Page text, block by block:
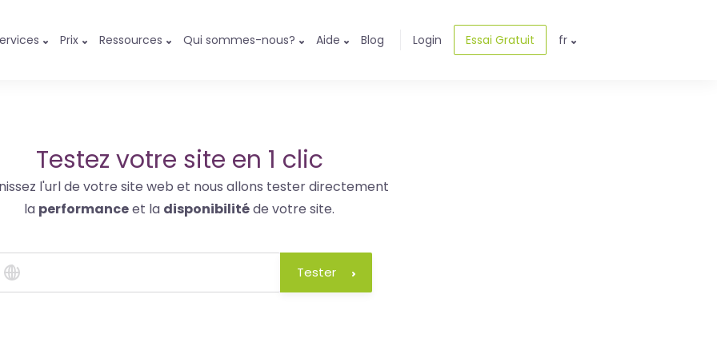
Prix Ressources Qui sommes-nous? Aide Blog Login Essai Gratuit fr
Testez votre site en 1 clic
l'url de votre site web et nous allons tester directement
la performanceet la disponibilitéde votre site.
Tester